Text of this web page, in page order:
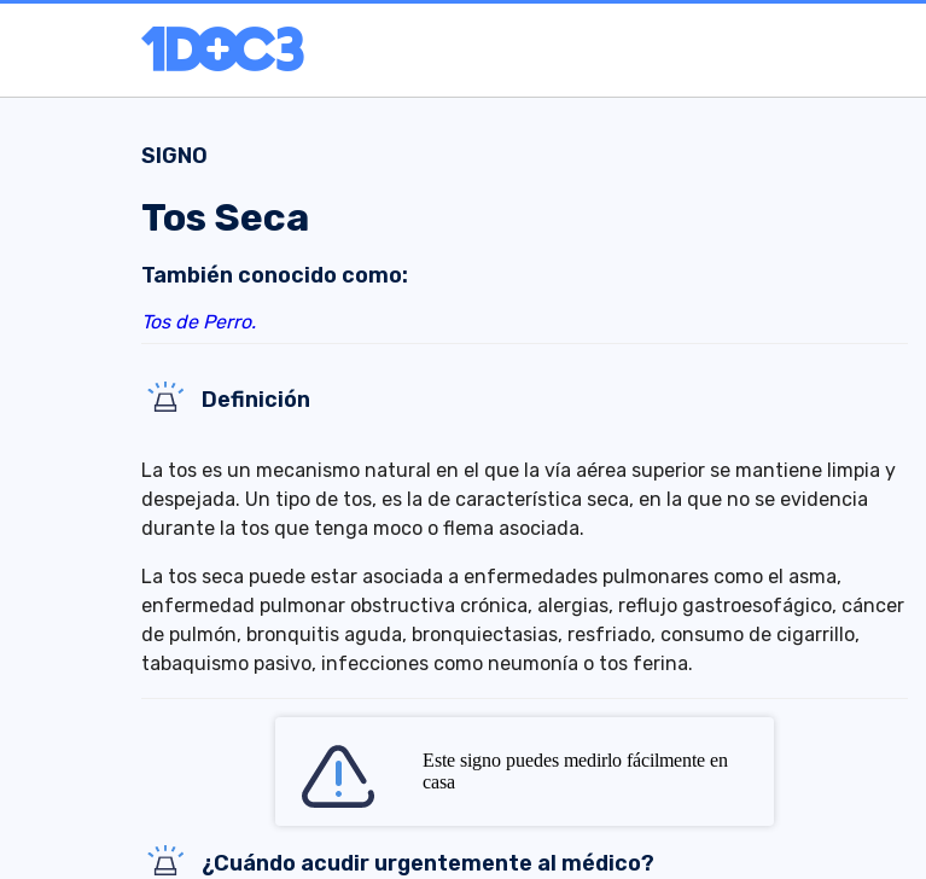
SIGNO
Tos Seca
También conocido como:
Tos de Perro.
Definición
La tos es un mecanismo natural en el que la vía aérea superior se mantiene limpia y
despejada. Un tipo de tos, es la de característica seca, en la que no se evidencia
durante la tos que tenga moco o flema asociada.
La tos seca puede estar asociada a enfermedades pulmonares como el asma,
enfermedad pulmonar obstructiva crónica, alergias, reflujo gastroesofágico, cáncer
de pulmón, bronquitis aguda, bronquiectasias, resfriado, consumo de cigarrillo,
tabaquismo pasivo, infecciones como neumonía o tos ferina.
Este signo puedes medirlo fácilmente en
casa
¿Cuándo acudir urgentemente al médico?